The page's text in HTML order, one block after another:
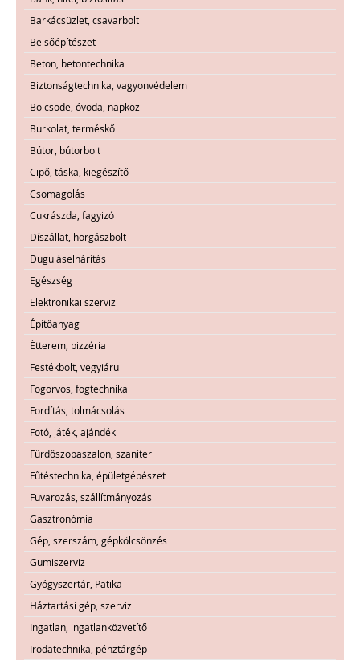
Barkácsüzlet, csavarbolt
Belsőépítészet
Beton, betontechnika
Biztonságtechnika, vagyonvédelem
Bölcsöde, óvoda, napközi
Burkolat, terméskő
Bútor, bútorbolt
Cipő, táska, kiegészítő
Csomagolás
Cukrászda, fagyizó
Díszállat, horgászbolt
Duguláselhárítás
Egészség
Elektronikai szerviz
Építőanyag
Étterem, pizzéria
Festékbolt, vegyiáru
Fogorvos, fogtechnika
Fordítás, tolmácsolás
Fotó, játék, ajándék
Fürdőszobaszalon, szaniter
Fűtéstechnika, épületgépészet
Fuvarozás, szállítmányozás
Gasztronómia
Gép, szerszám, gépkölcsönzés
Gumiszerviz
Gyógyszertár, Patika
Háztartási gép, szerviz
Ingatlan, ingatlanközvetítő
Irodatechnika, pénztárgép